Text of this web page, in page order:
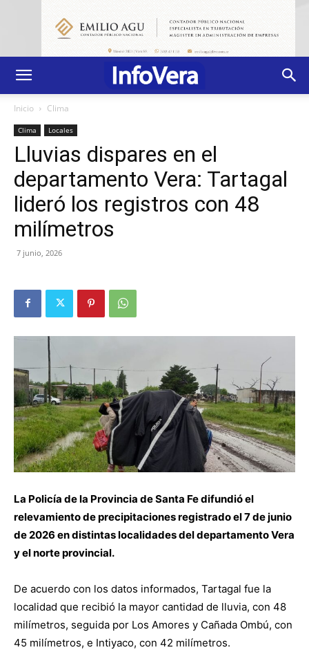
Inicio Clima
Clima Locales
Lluvias dispares en el
departamento Vera: Tartagal
lideró los registros con 48
milímetros
7 junio, 2026
La Policía de la Provincia de Santa Fe difundió el
relevamiento de precipitaciones registrado el 7 de junio
de 2026 en distintas localidades del departamento Vera
y el norte provincial.
De acuerdo con los datos informados, Tartagal fue la
localidad que recibió la mayor cantidad de lluvia, con 48
milímetros, seguida por Los Amores y Cañada Ombú, con
45 milímetros, e Intiyaco, con 42 milímetros.